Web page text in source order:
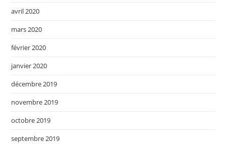
avril 2020
mars 2020
février 2020
janvier 2020
décembre 2019
novembre 2019
octobre 2019
septembre 2019